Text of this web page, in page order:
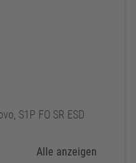
S1P FO SR ESD
Alle anzeigen